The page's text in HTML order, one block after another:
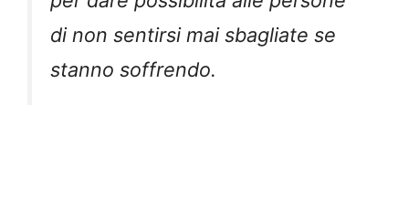
di non sentirsi mai sbagliate se
stanno soffrendo.